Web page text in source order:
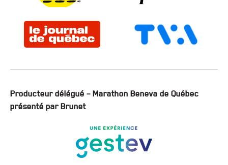
Producteur délégué – Marathon Beneva de Québec
présenté par Brunet